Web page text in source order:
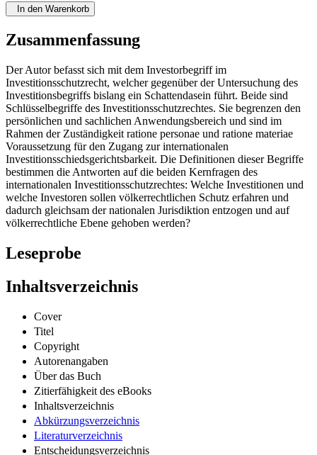
In den Warenkorb
Zusammenfassung
Der Autor befasst sich mit dem Investorbegriff im
Investitionsschutzrecht, welcher gegenüber der Untersuchung des
Investitionsbegriffs bislang ein Schattendasein führt. Beide sind
Schlüsselbegriffe des Investitionsschutzrechtes. Sie begrenzen den
persönlichen und sachlichen Anwendungsbereich und sind im
Rahmen der Zuständigkeit ratione personae und ratione materiae
Voraussetzung für den Zugang zur internationalen
Investitionsschiedsgerichtsbarkeit. Die Definitionen dieser Begriffe
bestimmen die Antworten auf die beiden Kernfragen des
internationalen Investitionsschutzrechtes: Welche Investitionen und
welche Investoren sollen völkerrechtlichen Schutz erfahren und
dadurch gleichsam der nationalen Jurisdiktion entzogen und auf
völkerrechtliche Ebene gehoben werden?
Leseprobe
Inhaltsverzeichnis
Cover
Titel
Copyright
Autorenangaben
Über das Buch
Zitierfähigkeit des eBooks
Inhaltsverzeichnis
Abkürzungsverzeichnis
Literaturverzeichnis
Entscheidungsverzeichnis